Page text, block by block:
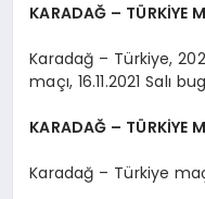
KARADAĞ – TÜRKİYE
Karadağ – Türkiye,
maçı, 16.11.2021 Salı
KARADAĞ – TÜRKİYE
Karadağ – Türkiye